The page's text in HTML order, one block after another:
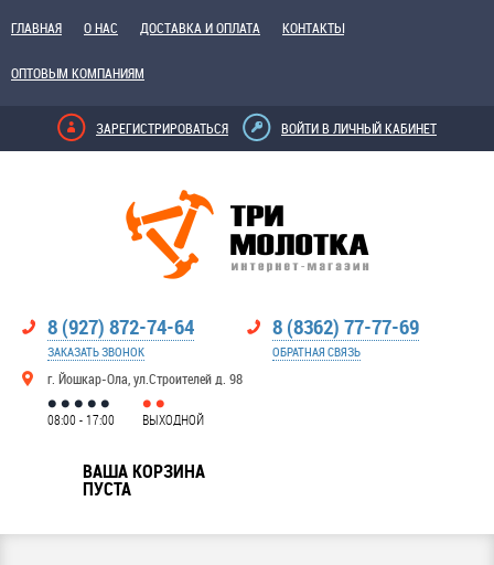
ГЛАВНАЯ О НАС ДОСТАВКА И ОПЛАТА КОНТАКТЫ
ОПТОВЫМ КОМПАНИЯМ
ЗАРЕГИСТРИРОВАТЬСЯ ВОЙТИ В ЛИЧНЫЙ КАБИНЕТ
8 (927) 872-74-64
ЗАКАЗАТЬ ЗВОНОК
г. Йошкар-Ола, ул.Строителей д. 98
8 (8362) 77-77-69
ОБРАТНАЯ СВЯЗЬ
08:00 - 17:00 ВЫХОДНОЙ
ВАША КОРЗИНА
ПУСТА